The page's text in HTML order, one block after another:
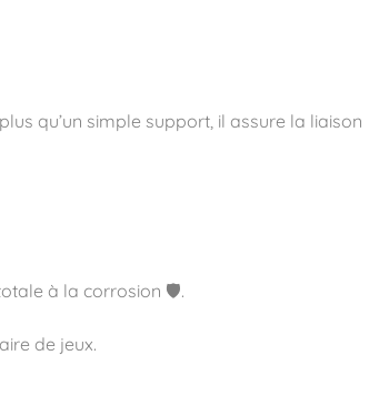
qu’un simple support, il assure la liaison
à la corrosion 🛡️.
de jeux.